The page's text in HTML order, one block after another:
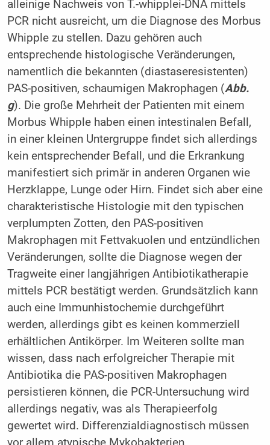
alleinige Nachweis von T.-whipplei-DNA mittels
PCR nicht ausreicht, um die Diagnose des Morbus
Whipple zu stellen. Dazu gehören auch
entsprechende histologische Veränderungen,
namentlich die bekannten (diastaseresistenten)
PAS-positiven, schaumigen Makrophagen (Abb.
g). Die große Mehrheit der Patienten mit einem
Morbus Whipple haben einen intestinalen Befall,
in einer kleinen Untergruppe findet sich allerdings
kein entsprechender Befall, und die Erkrankung
manifestiert sich primär in anderen Organen wie
Herzklappe, Lunge oder Hirn. Findet sich aber eine
charakteristische Histologie mit den typischen
verplumpten Zotten, den PAS-positiven
Makrophagen mit Fettvakuolen und entzündlichen
Veränderungen, sollte die Diagnose wegen der
Tragweite einer langjährigen Antibiotikatherapie
mittels PCR bestätigt werden. Grundsätzlich kann
auch eine Immunhistochemie durchgeführt
werden, allerdings gibt es keinen kommerziell
erhältlichen Antikörper. Im Weiteren sollte man
wissen, dass nach erfolgreicher Therapie mit
Antibiotika die PAS-positiven Makrophagen
persistieren können, die PCR-Untersuchung wird
allerdings negativ, was als Therapieerfolg
gewertet wird. Differenzialdiagnostisch müssen